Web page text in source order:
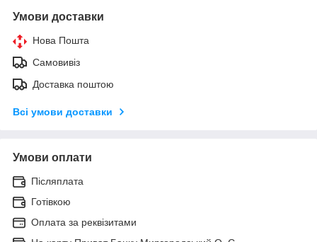
Умови доставки
Нова Пошта
Самовивіз
Доставка поштою
Всі умови доставки
Умови оплати
Післяплата
Готівкою
Оплата за реквізитами